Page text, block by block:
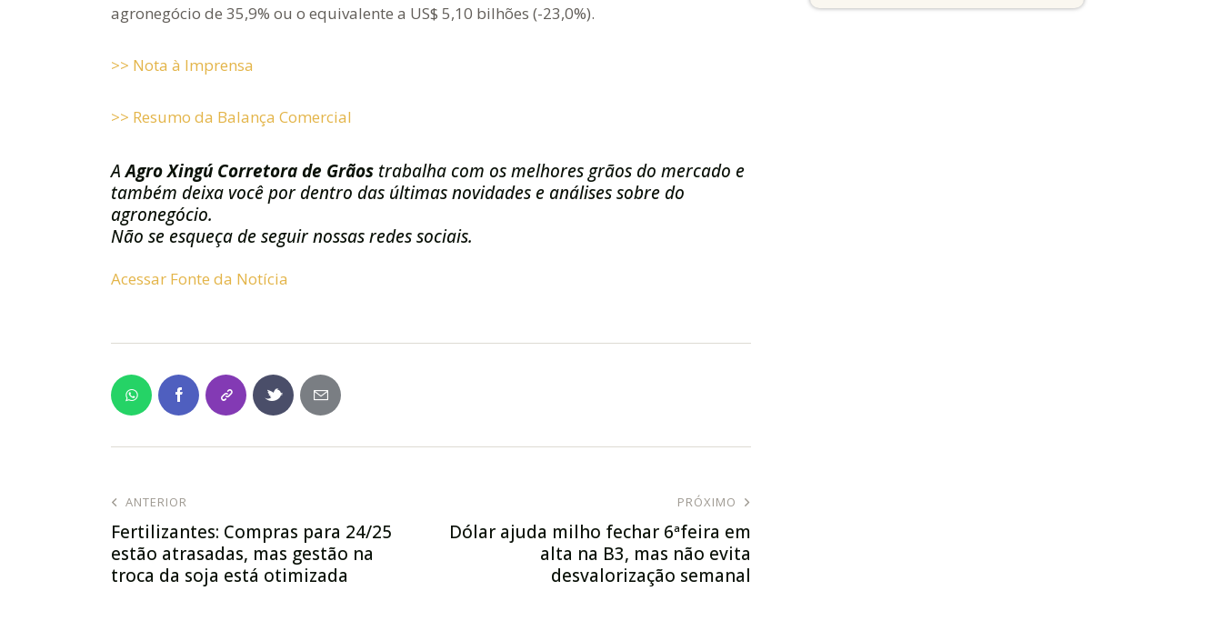
agronegócio de 35,9% ou o equivalente a US$ 5,10 bilhões (-23,0%).
>> Nota à Imprensa
>> Resumo da Balança Comercial
AAgro Xingú Corretora de Grãos trabalha com os melhores grãos do mercado e
também deixa você por dentro das últimas novidades e análises sobre do
agronegócio.
Não se esqueça de seguir nossas redes sociais.
Acessar Fonte da Notícia
ANTERIOR
Fertilizantes: Compras para 24/25
estão atrasadas, mas gestão na
troca da soja está otimizada
PRÓXIMO
Dólar ajuda milho fechar 6ªfeira em
alta na B3, mas não evita
desvalorização semanal